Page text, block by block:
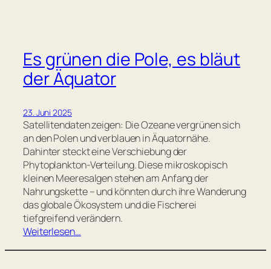
Es grünen die Pole, es bläut
der Äquator
23. Juni 2025
Satellitendaten zeigen: Die Ozeane vergrünen sich
an den Polen und verblauen in Äquatornähe.
Dahinter steckt eine Verschiebung der
Phytoplankton-Verteilung. Diese mikroskopisch
kleinen Meeresalgen stehen am Anfang der
Nahrungskette – und könnten durch ihre Wanderung
das globale Ökosystem und die Fischerei
tiefgreifend verändern.
Weiterlesen…